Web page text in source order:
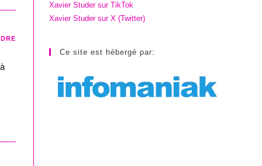
Xavier Studer sur TikTok
Xavier Studer sur X (Twitter)
Ce site est hébergé par: